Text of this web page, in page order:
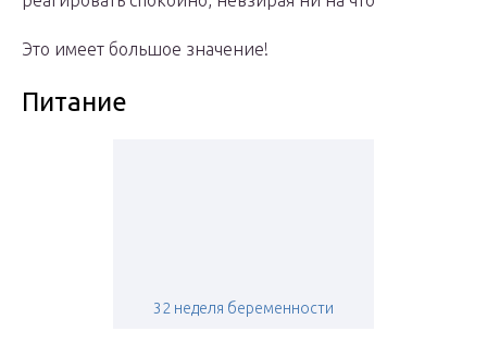
Это имеет большое значение!
Питание
32 неделя беременности